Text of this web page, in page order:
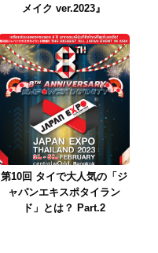
メイク ver.2023』
第10回 タイで大人気の「ジ
ャパンエキスポタイラン
ド」とは？ Part.2